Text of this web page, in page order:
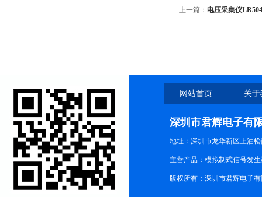
上一篇： 电压采集仪
网站首页 关
深圳市君辉电子有
地址：深圳市龙华新区上油松
主营产品：模拟制式信号发
版权所有：深圳市君辉电子